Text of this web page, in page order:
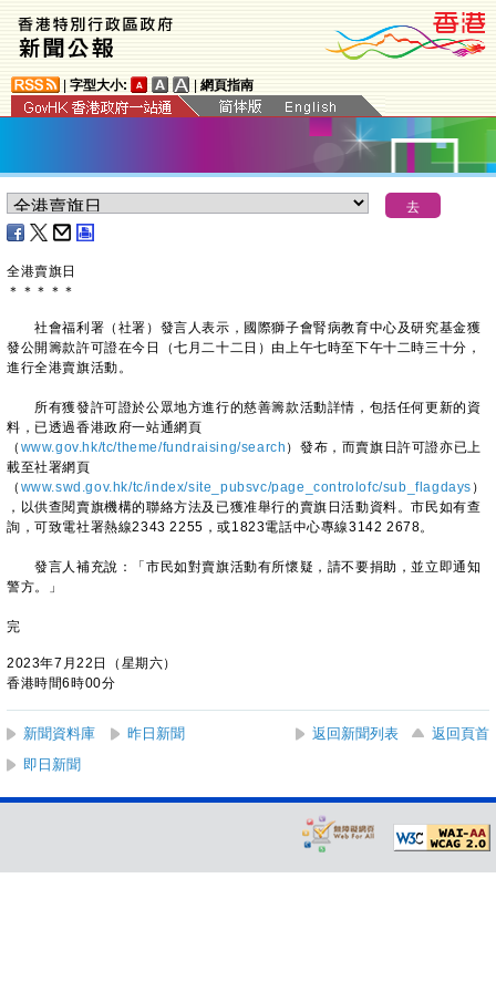
字型大小: 網頁指南
全港賣旗日
＊ ＊ ＊ ＊ ＊
社會福利署（社署）發言人表示，國際獅子會腎病教育中心及研究基金獲
發公開籌款許可證在今日（七月二十二日）由上午七時至下午十二時三十分，
進行全港賣旗活動。
所有獲發許可證於公眾地方進行的慈善籌款活動詳情，包括任何更新的資
料，已透過香港政府一站通網頁
（ www.gov.hk/tc/theme/fundraising/search ）發布，而賣旗日許可證亦已上
載至社署網頁
（ www.swd.gov.hk/tc/index/site_pubsvc/page_controlofc/sub_flagdays ）
，以供查閱賣旗機構的聯絡方法及已獲准舉行的賣旗日活動資料。市民如有查
詢，可致電社署熱線2343 2255，或1823電話中心專線3142 2678。
發言人補充說：「市民如對賣旗活動有所懷疑，請不要捐助，並立即通知
警方。」
完
2023年7月22日（星期六）
香港時間6時00分
新聞資料庫 昨日新聞 返回新聞列表
返回頁首
即日新聞